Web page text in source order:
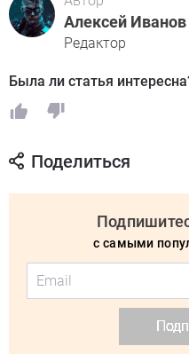
Алексей Иванов
Редактор
Была ли статья
Поделиться
с самыми